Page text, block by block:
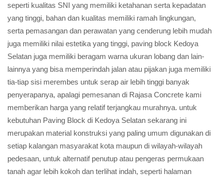
seperti kualitas SNI yang memiliki ketahanan serta kepadatan
yang tinggi, bahan dan kualitas memiliki ramah lingkungan,
serta pemasangan dan perawatan yang cenderung lebih mudah
juga memiliki nilai estetika yang tinggi, paving block Kedoya
Selatan juga memiliki beragam warna ukuran lobang dan lain-
lainnya yang bisa memperindah jalan atau pijakan juga memiliki
tia-tiap sisi merembes untuk serap air lebih tinggi banyak
penyerapanya, apalagi pemesanan di Rajasa Concrete kami
memberikan harga yang relatif terjangkau murahnya. untuk
kebutuhan Paving Block di Kedoya Selatan sekarang ini
merupakan material konstruksi yang paling umum digunakan di
setiap kalangan masyarakat kota maupun di wilayah-wilayah
pedesaan, untuk alternatif penutup atau pengeras permukaan
tanah agar lebih kokoh dan terlihat indah, seperti halaman